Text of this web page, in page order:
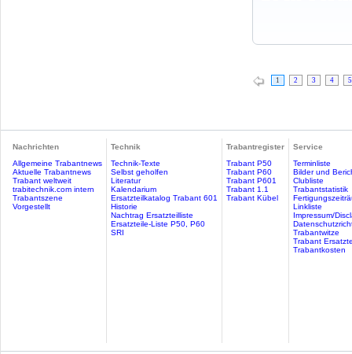
1 2 3 4 5
Nachrichten
Allgemeine Trabantnews
Aktuelle Trabantnews
Trabant weltweit
trabitechnik.com intern
Trabantszene
Vorgestellt
Technik
Technik-Texte
Selbst geholfen
Literatur
Kalendarium
Ersatzteilkatalog Trabant 601
Historie
Nachtrag Ersatzteilliste
Ersatzteile-Liste P50, P60
SRI
Trabantregister
Trabant P50
Trabant P60
Trabant P601
Trabant 1.1
Trabant Kübel
Service
Terminliste
Bilder und
Clubliste
Trabantstatistik
Linkliste
Impressum/
Trabantwitze
Trabant
Trabantkosten